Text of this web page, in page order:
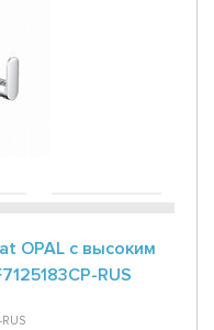
OPAL с высоким
RUS